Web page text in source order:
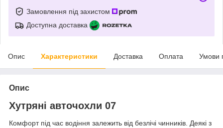
Замовлення під захистом
Доступна доставка
Опис Характеристики Доставка Оплата Умови
Опис
Хутряні авточохли 07
Комфорт під час водіння залежить від безлічі чинників. Деякі з